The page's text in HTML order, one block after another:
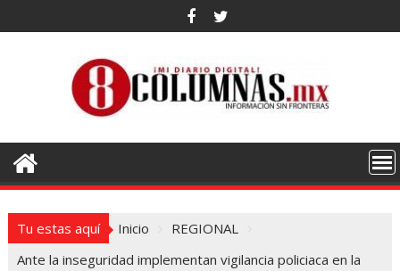
al
Tu estas aquí Inicio
REGIONAL
Ante la inseguridad implementan vigilancia policiaca en la